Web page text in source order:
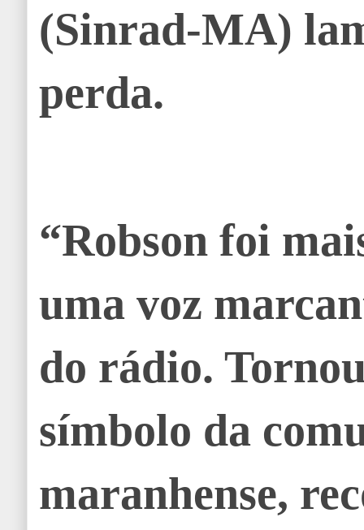
(Sinrad-MA)
perda.
“Robson foi
uma voz
do rádio.
símbolo da
maranhense,